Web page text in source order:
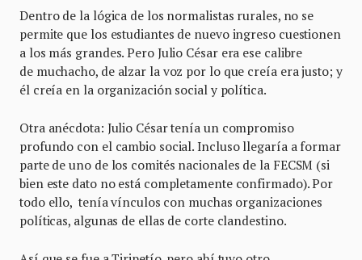
Dentro de la lógica de los normalistas rurales, no se
permite que los estudiantes de nuevo ingreso cuestionen
a los más grandes. Pero Julio César era ese calibre
de muchacho, de alzar la voz por lo que creía era justo; y
él creía en la organización social y política.
Otra anécdota: Julio César tenía un compromiso
profundo con el cambio social. Incluso llegaría a formar
parte de uno de los comités nacionales de la FECSM (si
bien este dato no está completamente confirmado). Por
todo ello, tenía vínculos con muchas organizaciones
políticas, algunas de ellas de corte clandestino.